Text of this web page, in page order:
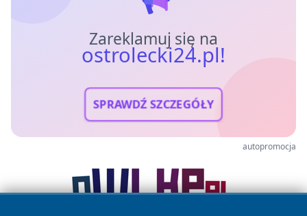
Zareklamuj się na
ostrolecki24.pl!
SPRAWDŹ SZCZEGÓŁY
autopromocja